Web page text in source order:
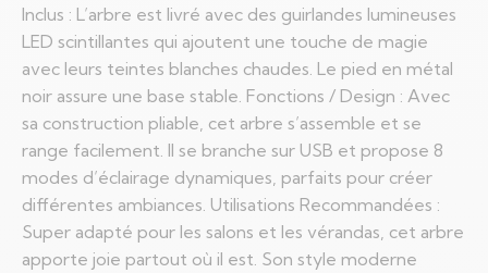
Inclus : L’arbre est livré avec des guirlandes lumineuses
LED scintillantes qui ajoutent une touche de magie
avec leurs teintes blanches chaudes. Le pied en métal
noir assure une base stable. Fonctions / Design : Avec
sa construction pliable, cet arbre s’assemble et se
range facilement. Il se branche sur USB et propose 8
modes d’éclairage dynamiques, parfaits pour créer
différentes ambiances. Utilisations Recommandées :
Super adapté pour les salons et les vérandas, cet arbre
apporte joie partout où il est. Son style moderne